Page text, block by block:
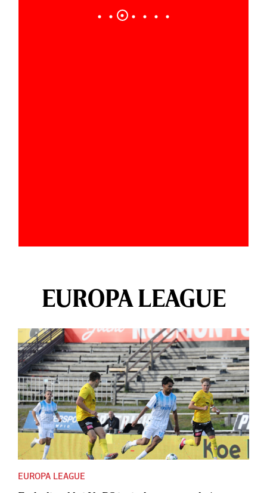
EUROPA LEAGUE
EUROPA LEAGUE